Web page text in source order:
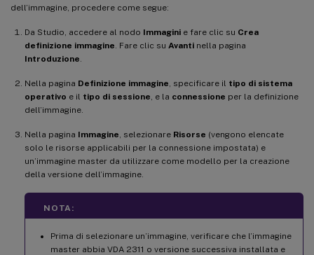
dell’immagine, procedere come segue:
Da Studio, accedere al nodo Immagini e fare clic su Crea
definizione immagine . Fare clic su Avanti nella pagina
Introduzione
Nella pagina Definizione immagine , specificare il tipo di sistema
operativo e il tipo di sessione , e la connessione per la definizione
dell’immagine.
Nella pagina Immagine , selezionare Risorse (vengono elencate
solo le risorse applicabili per la connessione impostata) e
un’immagine master da utilizzare come modello per la creazione
della versione dell’immagine.
NOTA:
Prima di selezionare un’immagine, verificare che l’immagine
master abbia VDA 2311 o versione successiva installata e